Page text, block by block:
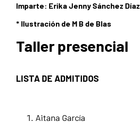
Imparte: Erika Jenny Sánchez Díaz
* Ilustración de M B de Blas
Taller presencial
LISTA DE ADMITIDOS
Aitana García